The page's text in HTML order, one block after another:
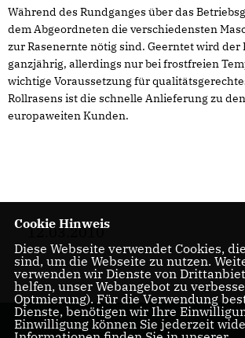
Während des Rundganges über das
dem Abgeordneten die verschiedensten
zur Rasenernte nötig sind. Geerntet wird der
ganzjährig, allerdings nur bei frostfreien
wichtige Voraussetzung für
Rollrasens ist die schnelle Anlieferung zu
europaweiten Kunden.
12.03.2010
Cookie Hinweis
Diese Webseite verwendet Cookies,
sind, um die Webseite zu nutzen.
verwenden wir Dienste von
helfen, unser Webangebot zu
Optmierung). Für die Verwendung
Dienste, benötigen wir Ihre
Einwilligung können Sie jederzeit